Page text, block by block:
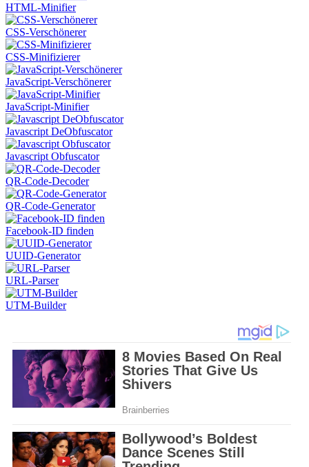
HTML-Minifier
CSS-Verschönerer
CSS-Minifizierer
JavaScript-Verschönerer
JavaScript-Minifier
Javascript DeObfuscator
Javascript Obfuscator
QR-Code-Decoder
QR-Code-Generator
Facebook-ID finden
UUID-Generator
URL-Parser
UTM-Builder